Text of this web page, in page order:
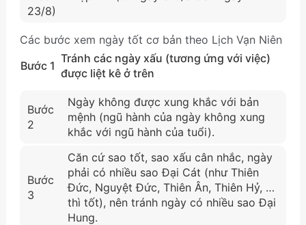
23/8)
Các bước xem ngày tốt cơ bản theo Lịch Vạn Niên
Bước 1
Tránh các ngày xấu (tương ứng với việc)
được liệt kê ở trên
Bước
2
Ngày không được xung khắc với bản
mệnh (ngũ hành của ngày không xung
khắc với ngũ hành của tuổi).
Bước
3
Căn cứ sao tốt, sao xấu cân nhắc, ngày
phải có nhiều sao Đại Cát (như Thiên
Đức, Nguyệt Đức, Thiên Ân, Thiên Hỷ, …
thì tốt), nên tránh ngày có nhiều sao Đại
Hung.